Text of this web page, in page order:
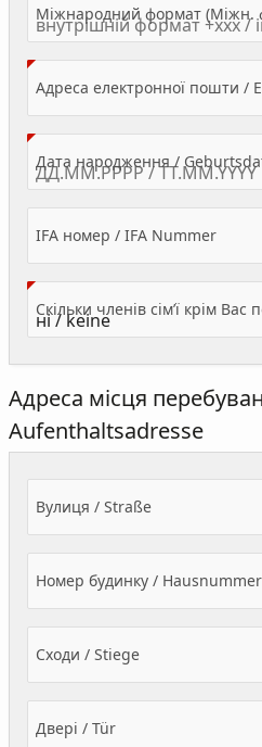
Адреса електронної пошти /
Дата народження /
IFA номер / IFA Nummer
Адреса місця
Aufenthaltsadresse
Вулиця / Straße
Номер будинку / Hausnummer
Сходи / Stiege
Двері / Tür